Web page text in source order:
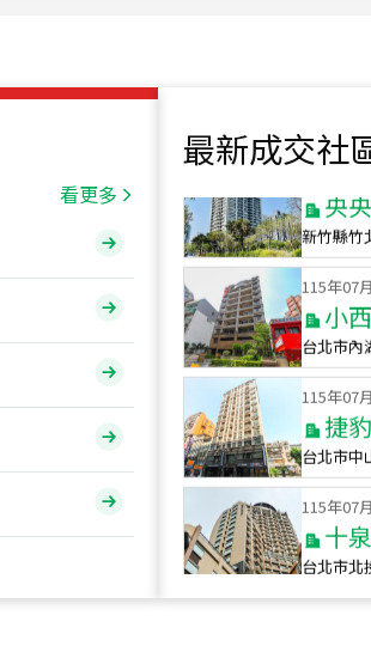
看更多
最新成交社
115年07
央央
新竹縣竹
115年07
小
台北市內
115年07
捷豹
台北市中
115年07
十
台北市北